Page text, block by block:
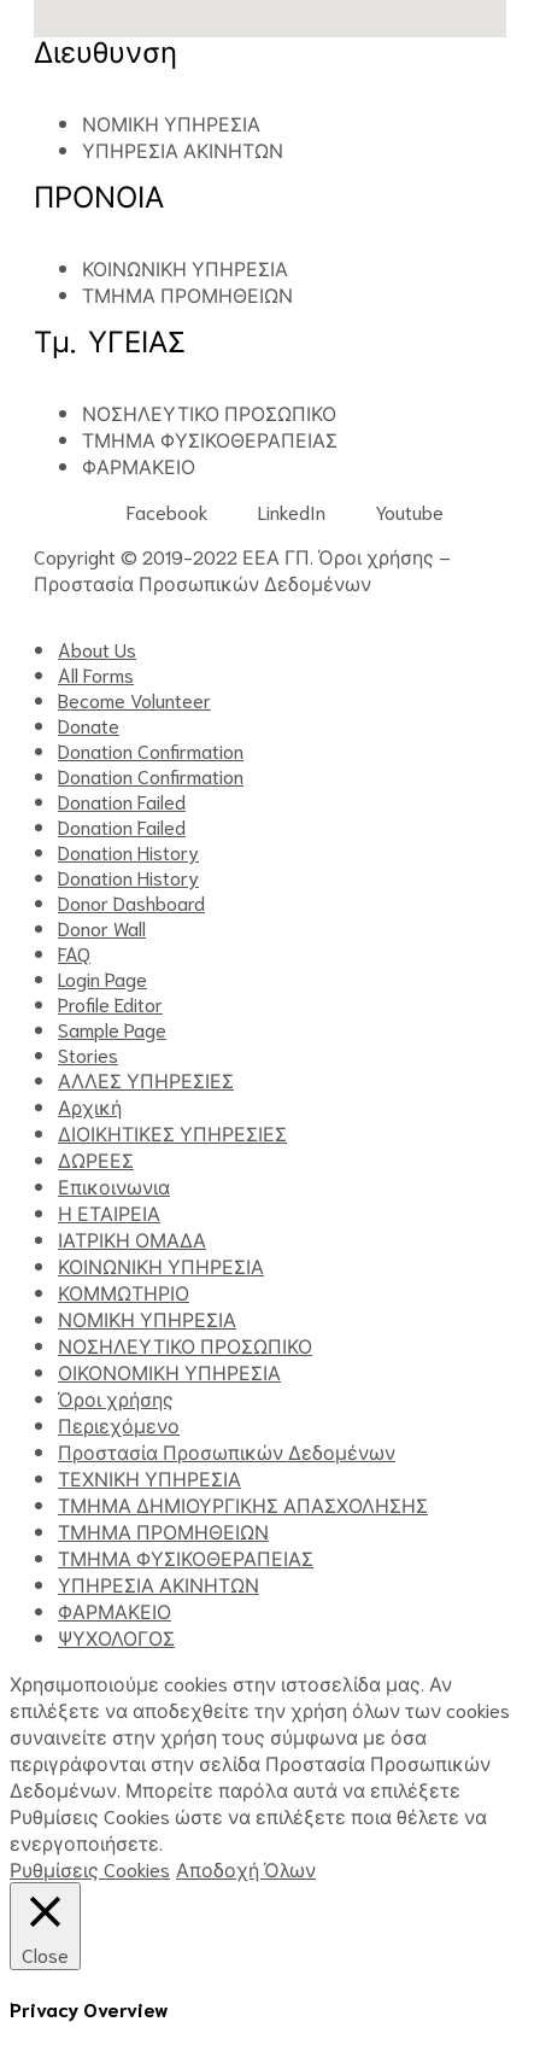
Διευθυνση
ΝΟΜΙΚΗ ΥΠΗΡΕΣΙΑ
ΥΠΗΡΕΣΙΑ ΑΚΙΝΗΤΩΝ
ΠΡΟΝΟΙΑ
ΚΟΙΝΩΝΙΚΗ ΥΠΗΡΕΣΙΑ
ΤΜΗΜΑ ΠΡΟΜΗΘΕΙΩΝ
Τμ. ΥΓΕΙΑΣ
ΝΟΣΗΛΕΥΤΙΚΟ ΠΡΟΣΩΠΙΚΟ
ΤΜΗΜΑ ΦΥΣΙΚΟΘΕΡΑΠΕΙΑΣ
ΦΑΡΜΑΚΕΙΟ
Facebook
LinkedIn
Youtube
Copyright © 2019-2022 ΕΕΑ ΓΠ. Όροι χρήσης –
Προστασία Προσωπικών Δεδομένων
About Us
All Forms
Become Volunteer
Donate
Donation Confirmation
Donation Confirmation
Donation Failed
Donation Failed
Donation History
Donation History
Donor Dashboard
Donor Wall
FAQ
Login Page
Profile Editor
Sample Page
Stories
ΑΛΛΕΣ ΥΠΗΡΕΣΙΕΣ
Αρχική
ΔΙΟΙΚΗΤΙΚΕΣ ΥΠΗΡΕΣΙΕΣ
ΔΩΡΕΕΣ
Επικοινωνια
Η ΕΤΑΙΡΕΙΑ
ΙΑΤΡΙΚΗ ΟΜΑΔΑ
ΚΟΙΝΩΝΙΚΗ ΥΠΗΡΕΣΙΑ
ΚΟΜΜΩΤΗΡΙΟ
ΝΟΜΙΚΗ ΥΠΗΡΕΣΙΑ
ΝΟΣΗΛΕΥΤΙΚΟ ΠΡΟΣΩΠΙΚΟ
ΟΙΚΟΝΟΜΙΚΗ ΥΠΗΡΕΣΙΑ
Όροι χρήσης
Περιεχόμενο
Προστασία Προσωπικών Δεδομένων
ΤΕΧΝΙΚΗ ΥΠΗΡΕΣΙΑ
ΤΜΗΜΑ ΔΗΜΙΟΥΡΓΙΚΗΣ ΑΠΑΣΧΟΛΗΣΗΣ
ΤΜΗΜΑ ΠΡΟΜΗΘΕΙΩΝ
ΤΜΗΜΑ ΦΥΣΙΚΟΘΕΡΑΠΕΙΑΣ
ΥΠΗΡΕΣΙΑ ΑΚΙΝΗΤΩΝ
ΦΑΡΜΑΚΕΙΟ
ΨΥΧΟΛΟΓΟΣ
Χρησιμοποιούμε cookies στην ιστοσελίδα μας. Αν
επιλέξετε να αποδεχθείτε την χρήση όλων των cookies
συναινείτε στην χρήση τους σύμφωνα με όσα
περιγράφονται στην σελίδα Προστασία Προσωπικών
Δεδομένων. Μπορείτε παρόλα αυτά να επιλέξετε
Ρυθμίσεις Cookies ώστε να επιλέξετε ποια θέλετε να
ενεργοποιήσετε.
Ρυθμίσεις Cookies Αποδοχή Όλων
Close
Privacy Overview